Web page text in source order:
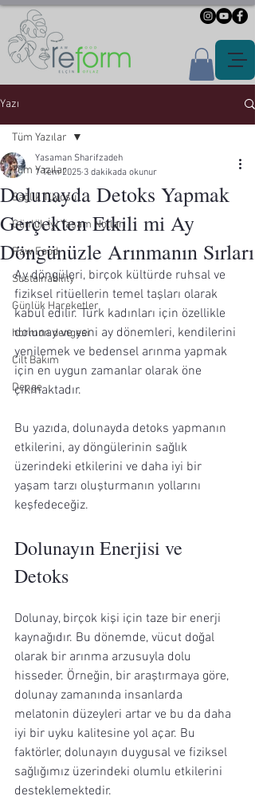
Yazı
Tüm Yazılar
Sağlık Tüyosu
Günlük İyi Yaşam Notları
Raw Food
Sustainability
Günlük Hareketler
hormon dengesi
Cilt Bakım
Denge
Tüm Yazılar
Dolunayda Detoks Yapmak
Gerçekten Etkili mi Ay
Döngünüzle Arınmanın Sırları
Yasaman Sharifzadeh
7 Tem 2025 3 dakikada okunur
Ay döngüleri, birçok kültürde ruhsal ve
fiziksel ritüellerin temel taşları olarak
kabul edilir. Türk kadınları için özellikle
dolunay ve yeni ay dönemleri, kendilerini
yenilemek ve bedensel arınma yapmak
için en uygun zamanlar olarak öne
çıkmaktadır.
Bu yazıda, dolunayda detoks yapmanın
etkilerini, ay döngülerinin sağlık
üzerindeki etkilerini ve daha iyi bir
yaşam tarzı oluşturmanın yollarını
keşfedeceğiz.
Dolunayın Enerjisi ve
Detoks
Dolunay, birçok kişi için taze bir enerji
kaynağıdır. Bu dönemde, vücut doğal
olarak bir arınma arzusuyla dolu
hisseder. Örneğin, bir araştırmaya göre,
dolunay zamanında insanlarda
melatonin düzeyleri artar ve bu da daha
iyi bir uyku kalitesine yol açar. Bu
faktörler, dolunayın duygusal ve fiziksel
sağlığımız üzerindeki olumlu etkilerini
desteklemektedir.